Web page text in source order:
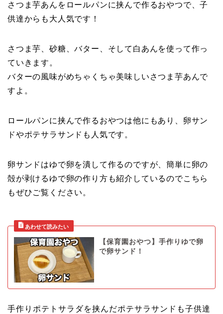
さつま芋あんをロールパンに挟んで作るおやつで、子
供達からも大人気です！
さつま芋、砂糖、バター、そして白あんを使って作っ
ていきます。
バターの風味がめちゃくちゃ美味しいさつま芋あんで
すよ。
ロールパンに挟んで作るおやつは他にもあり、卵サン
ドやポテサラサンドも人気です。
卵サンドはゆで卵を潰して作るのですが、簡単に卵の
殻が剥けるゆで卵の作り方も紹介しているのでこちら
もぜひご覧ください。
【保育園おやつ】手作りゆで卵
で卵サンド！
手作りポテトサラダを挟んだポテサラサンドも子供達